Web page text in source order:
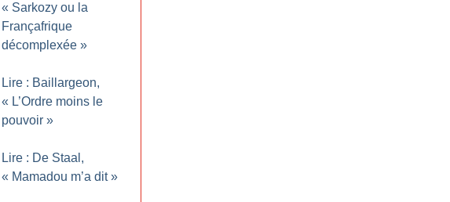
« Sarkozy ou la
Françafrique
décomplexée »
Lire : Baillargeon,
« L’Ordre moins le
pouvoir »
Lire : De Staal,
« Mamadou m’a dit »